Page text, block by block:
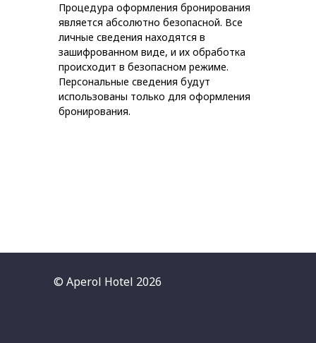
Процедура оформления бронирования
является абсолютно безопасной. Все
личные сведения находятся в
зашифрованном виде, и их обработка
происходит в безопасном режиме.
Персональные сведения будут
использованы только для оформления
бронирования.
© Aperol Hotel 2026